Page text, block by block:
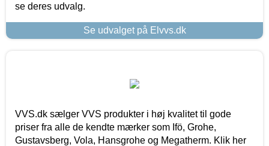
se deres udvalg.
Se udvalget på Elvvs.dk
VVS.dk sælger VVS produkter i høj kvalitet til gode
priser fra alle de kendte mærker som Ifö, Grohe,
Gustavsberg, Vola, Hansgrohe og Megatherm. Klik her